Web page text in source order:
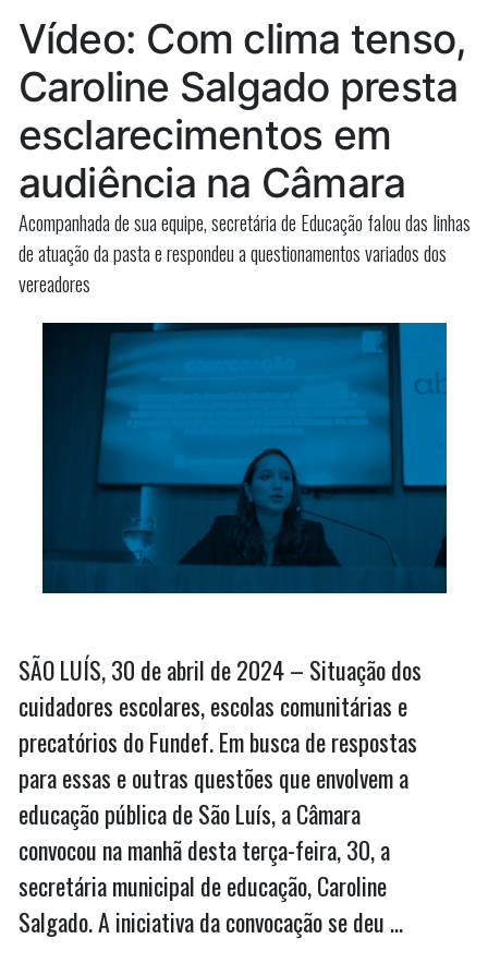
destacar
acesso
à
Justiça
aos
lugares
distantes”
para
destacar
acesso
à
Justiça
lugares
Vídeo: Com clima tenso,
Caroline Salgado presta
esclarecimentos em
audiência na Câmara
Acompanhada de sua equipe, secretária de Educação falou das linhas
de atuação da pasta e respondeu a questionamentos variados dos
vereadores
SÃO LUÍS, 30 de abril de 2024 – Situação dos
cuidadores escolares, escolas comunitárias e
precatórios do Fundef. Em busca de respostas
para essas e outras questões que envolvem a
educação pública de São Luís, a Câmara
convocou na manhã desta terça-feira, 30, a
secretária municipal de educação, Caroline
Salgado. A iniciativa da convocação se deu …